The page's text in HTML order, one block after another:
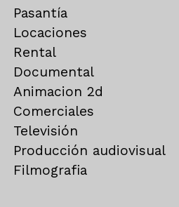
Pasantía
Locaciones
Rental
Documental
Animacion 2d
Comerciales
Televisión
Producción audiovisual
Filmografia